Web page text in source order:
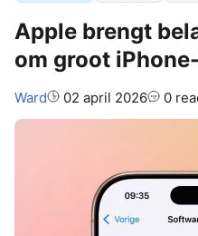
Apple brengt
om groot
Auteur:
Ward 02 april 2026 0